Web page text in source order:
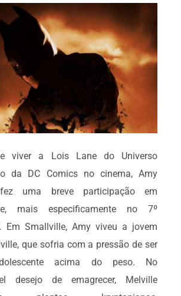
viver a Lois Lane do Universo
da DC Comics no cinema, Amy
uma breve participação em
mais especificamente no 7º
Em Smallville, Amy viveu a jovem
que sofria com a pressão de ser
acima do peso. No
desejo de emagrecer, Melville